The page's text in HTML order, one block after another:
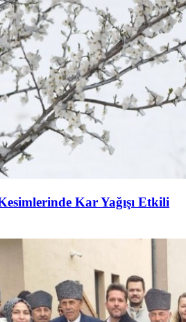
Kar Yağışı Etkili